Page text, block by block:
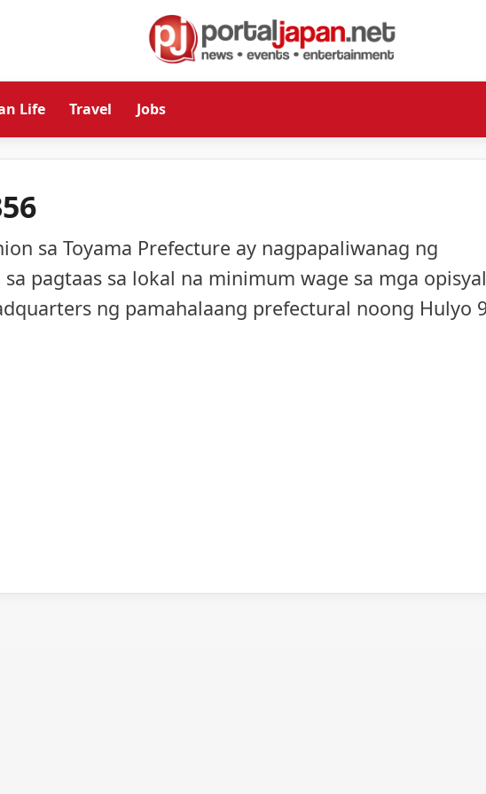
Life Travel Jobs
sa Toyama Prefecture ay nagpapaliwanag ng
pagtaas sa lokal na minimum wage sa mga opisyal
ng pamahalaang prefectural noong Hulyo